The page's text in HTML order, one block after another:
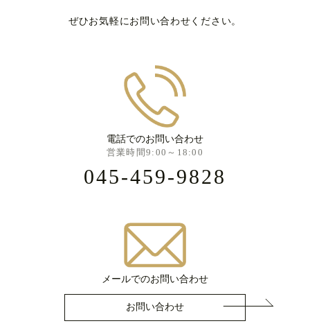
ぜひお気軽にお問い合わせください。
電話でのお問い合わせ
営業時間9:00～18:00
045-459-9828
メールでのお問い合わせ
お問い合わせ